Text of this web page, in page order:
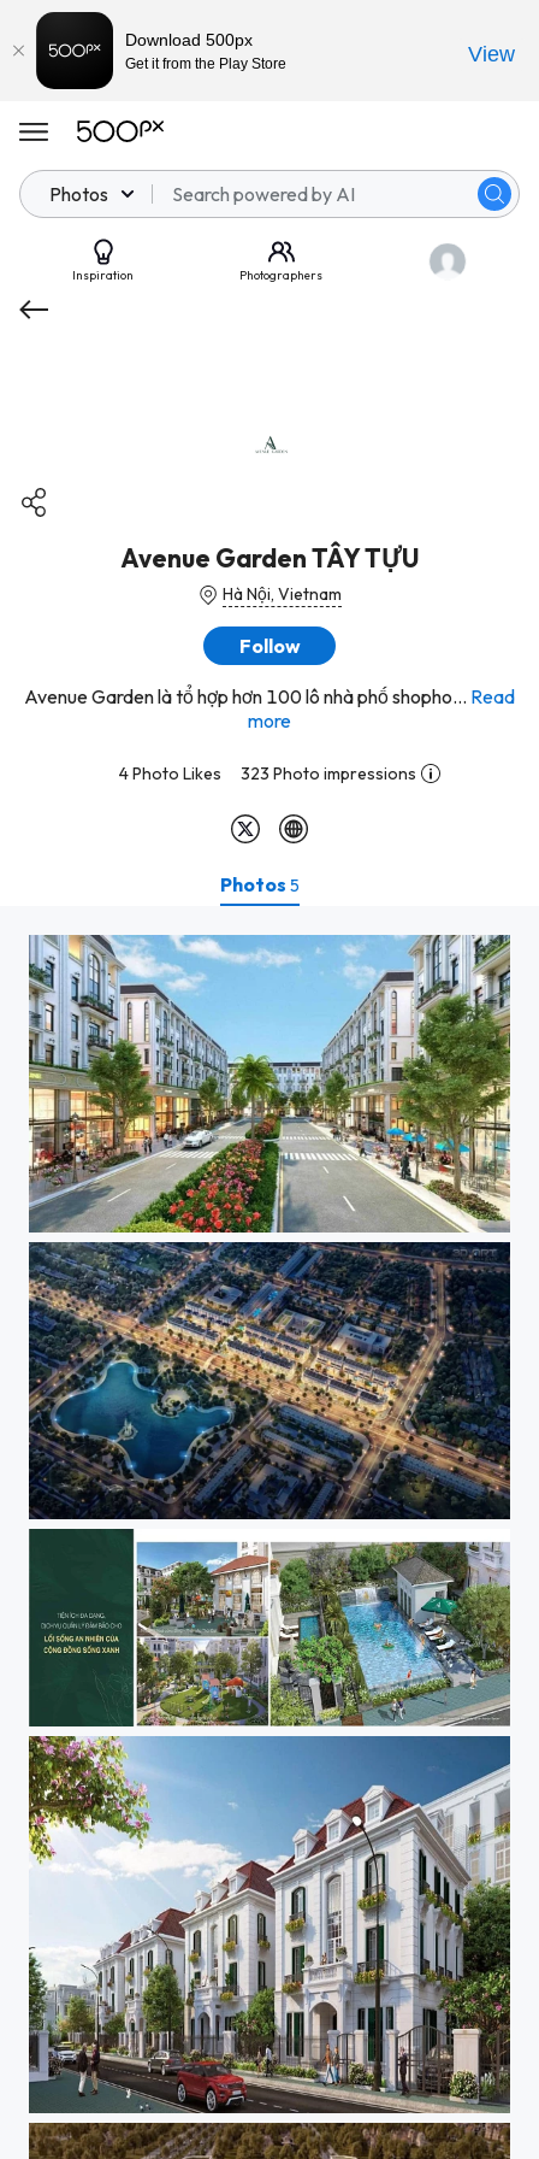
Photos
Inspiration Photographers
Avenue Garden TÂY TỰU
Hà Nội, Vietnam
Follow
Avenue Garden là tổ hợp hơn 100 lô nhà phố shopho... Read
more
4 Photo Likes 323 Photo impressions
Photos 5
Trải Nghiệm sống độc đáo tại Shophouse Avenue Garden
Avenue Garden Tây Tựu – Chốn an cư sáng giá của năm 2022
Avenue Garden – Dự Án gây bão tại Bắc Từ Liêm
Biệt Thự Avenue Garden – Nơi tôn vinh giá trị sống của cư dân
Download 500px
Get it from the Play Store View